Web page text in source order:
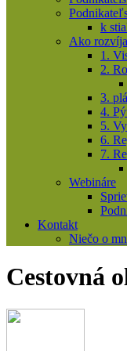
k
Ako
1.
2.
3.
4.
5.
6.
7.
Webináre
Kontakt
Niečo o
Cestovná